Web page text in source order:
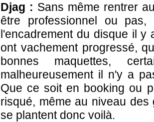
Djag : Sans même rentrer
être professionnel ou
l'encadrement du disque il y
ont vachement progressé,
bonnes maquettes,
malheureusement il n'y a
Que ce soit en booking ou
risqué, même au niveau
se plantent donc voilà.